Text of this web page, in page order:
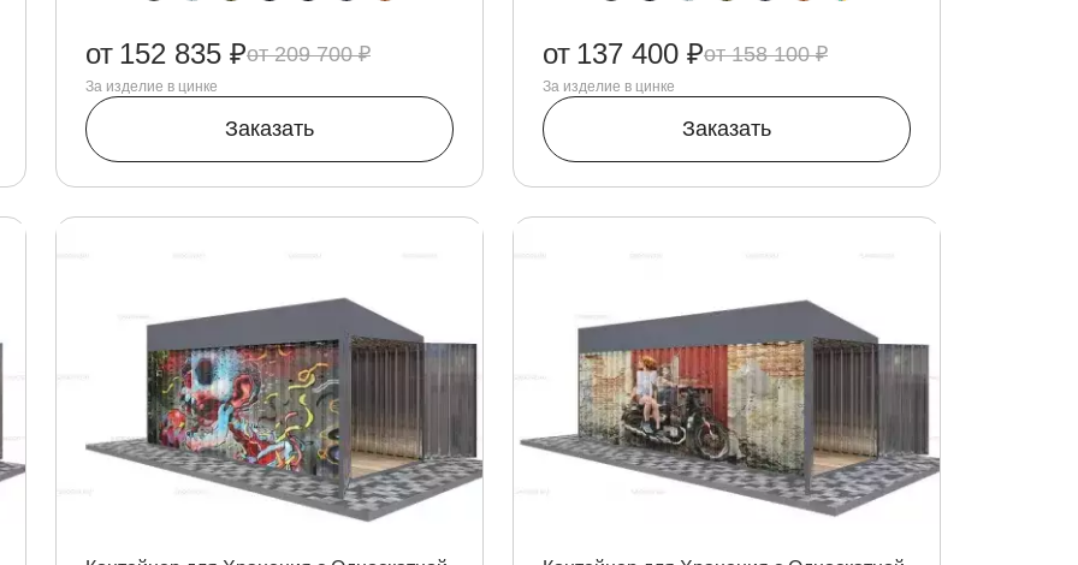
209 700 ₽
от 152 835 ₽
За изделие в цинке
Заказать
158 100 ₽
от 137 400 ₽
За изделие в цинке
Заказать